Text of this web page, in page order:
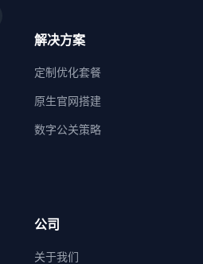
解决方案
定制优化套餐
原生官网搭建
数字公关策略
公司
关于我们